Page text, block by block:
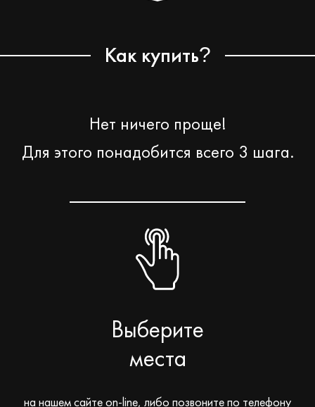
Как купить?
Нет ничего проще!
Для этого понадобится всего 3 шага.
Выберите
места
на нашем сайте on-line, либо позвоните по телефону